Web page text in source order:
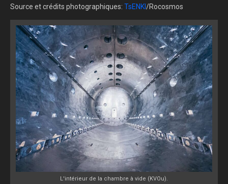
Source et crédits photographiques: TsENKI/Rocosmos
L'intérieur de la chambre à vide (KVOu).